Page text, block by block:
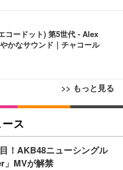
ードット) 第5世代 - Alex
かなサウンド｜チャコール
>> もっと見る
ア 椅子 テレワーク 疲れな
スト コンパクト 約105度ロッ
度回転 座面昇降 強化ナイロ
ッシュ 在宅ワーク H-WY01
ミアムモニター | FlexScan
UHD・USB Type-C・ホワ
ットシーツ 薄型 レギュラー 1
イト 300枚
ス
！AKB48ニューシングル
」MVが解禁